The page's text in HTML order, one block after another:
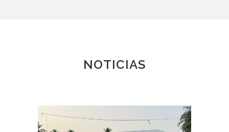
NOTICIAS